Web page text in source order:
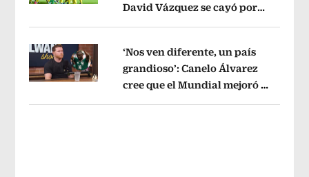
Opens in new windowDavid Vázquez se cayó por
Opens in new window
‘Nos ven diferente, un país
grandioso’: Canelo Álvarez
cree que el Mundial mejoró la